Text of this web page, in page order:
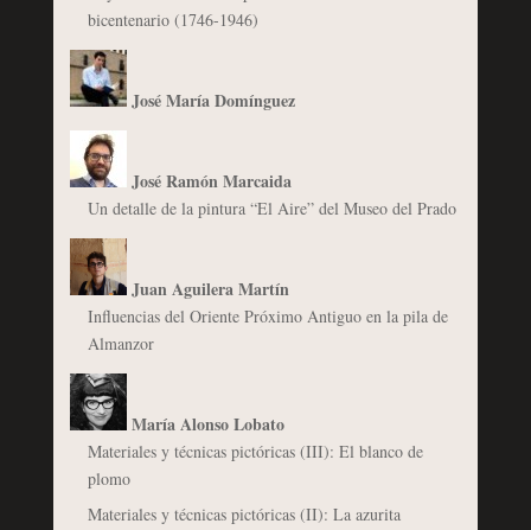
bicentenario (1746-1946)
José María Domínguez
José Ramón Marcaida
Un detalle de la pintura “El Aire” del Museo del Prado
Juan Aguilera Martín
Influencias del Oriente Próximo Antiguo en la pila de
Almanzor
María Alonso Lobato
Materiales y técnicas pictóricas (III): El blanco de
plomo
Materiales y técnicas pictóricas (II): La azurita